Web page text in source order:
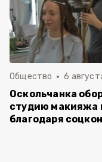
Общество 6
Оскольчанка
студию макияжа
благодаря